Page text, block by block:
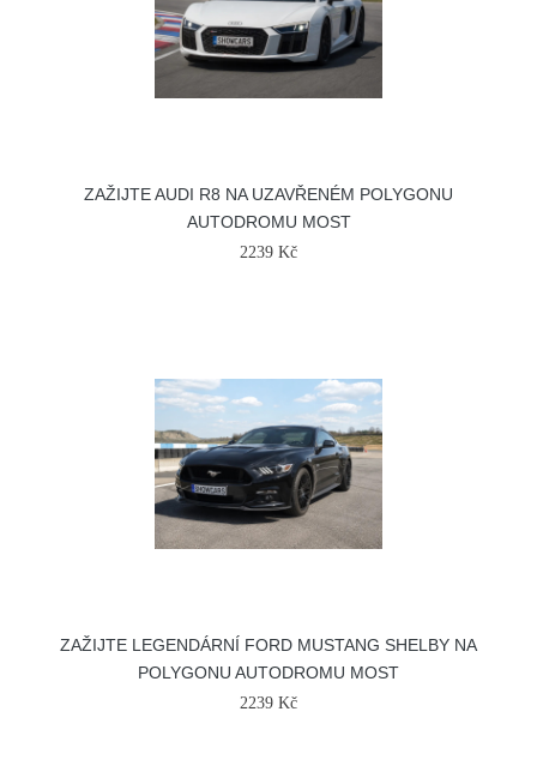
ZAŽIJTE AUDI R8 NA UZAVŘENÉM POLYGONU
AUTODROMU MOST
2239 Kč
ZAŽIJTE LEGENDÁRNÍ FORD MUSTANG SHELBY NA
POLYGONU AUTODROMU MOST
2239 Kč